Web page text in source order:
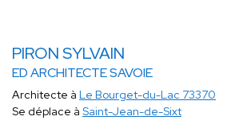
PIRON SYLVAIN
ED ARCHITECTE SAVOIE
Architecte à Le Bourget-du-Lac 73370
Se déplace à Saint-Jean-de-Sixt